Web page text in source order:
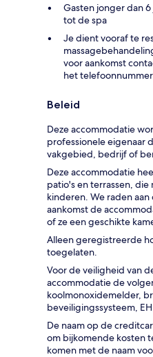
Gasten jonger dan
tot de spa
Je dient vooraf te
voor aankomst
het
Beleid
Deze accommodatie
professionele eigenaar
vakgebied, bedrijf of
Deze accommodatie
patio's en terrassen,
kinderen. We raden
aankomst de
of ze een geschikte
Alleen geregistreerde
toegelaten.
Voor de veiligheid van
accommodatie de
koolmonoxidemelder,
beveiligingssysteem,
De naam op de
om bijkomende kosten
komen met de naam